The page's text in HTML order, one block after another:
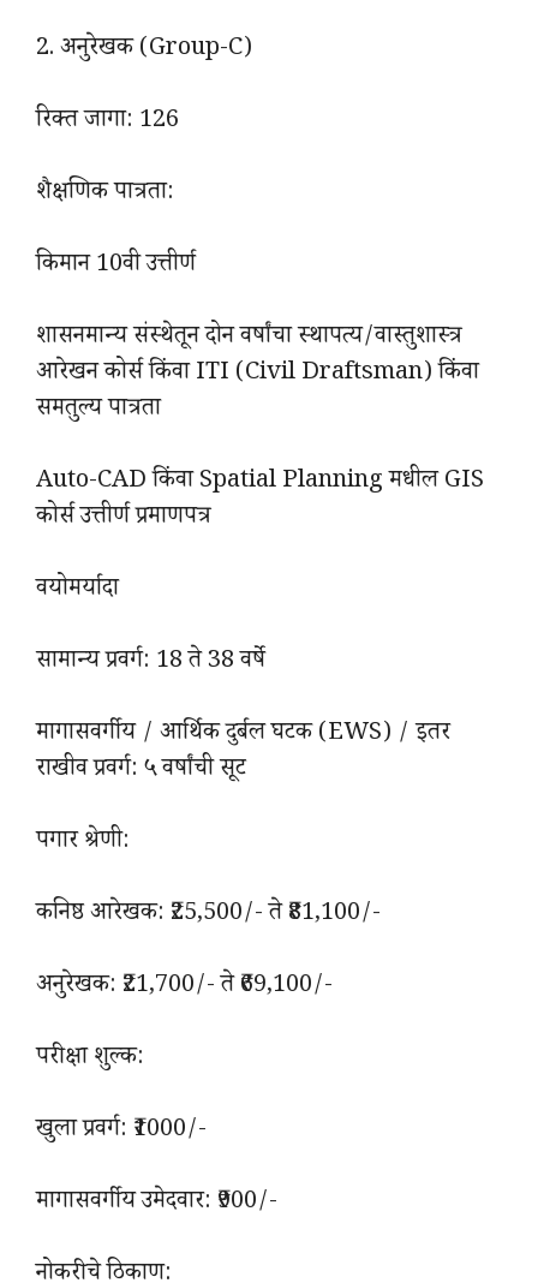
2. अनुरेखक (Group-C)
रिक्त जागा: 126
शैक्षणिक पात्रता:
किमान 10वी उत्तीर्ण
शासनमान्य संस्थेतून दोन वर्षांचा स्थापत्य/वास्तुशास्त्र
आरेखन कोर्स किंवा ITI (Civil Draftsman) किंवा
समतुल्य पात्रता
Auto-CAD किंवा Spatial Planning मधील GIS
कोर्स उत्तीर्ण प्रमाणपत्र
वयोमर्यादा
सामान्य प्रवर्ग: 18 ते 38 वर्षे
मागासवर्गीय / आर्थिक दुर्बल घटक (EWS) / इतर
राखीव प्रवर्ग: ५ वर्षांची सूट
पगार श्रेणी:
कनिष्ठ आरेखक: ₹25,500/- ते ₹81,100/-
अनुरेखक: ₹21,700/- ते ₹69,100/-
परीक्षा शुल्क:
खुला प्रवर्ग: ₹1000/-
मागासवर्गीय उमेदवार: ₹900/-